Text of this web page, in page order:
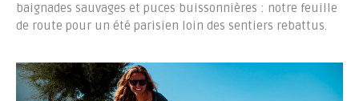
baignades sauvages et puces buissonnières : notre feuille
de route pour un été parisien loin des sentiers rebattus.